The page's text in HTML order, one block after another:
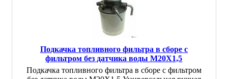
Подкачка топливного фильтра в сборе с
фильтром без датчика воды M20X1,5
Подкачка топливного фильтра в сборе с фильтром